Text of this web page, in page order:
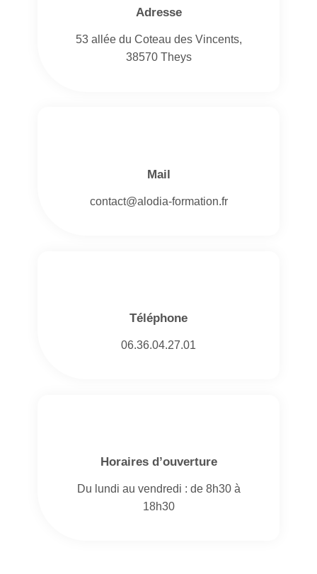
Adresse
53 allée du Coteau des Vincents,
38570 Theys
Mail
contact@alodia-formation.fr
Téléphone
06.36.04.27.01
Horaires d’ouverture
Du lundi au vendredi : de 8h30 à
18h30